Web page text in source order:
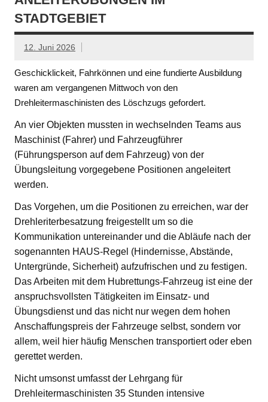
STADTGEBIET
12. Juni 2026
Geschicklickeit, Fahrkönnen und eine fundierte Ausbildung
waren am vergangenen Mittwoch von den
Drehleitermaschinisten des Löschzugs gefordert.
An vier Objekten mussten in wechselnden Teams aus
Maschinist (Fahrer) und Fahrzeugführer
(Führungsperson auf dem Fahrzeug) von der
Übungsleitung vorgegebene Positionen angeleitert
werden.
Das Vorgehen, um die Positionen zu erreichen, war der
Drehleriterbesatzung freigestellt um so die
Kommunikation untereinander und die Abläufe nach der
sogenannten HAUS-Regel (Hindernisse, Abstände,
Untergründe, Sicherheit) aufzufrischen und zu festigen.
Das Arbeiten mit dem Hubrettungs-Fahrzeug ist eine der
anspruchsvollsten Tätigkeiten im Einsatz- und
Übungsdienst und das nicht nur wegen dem hohen
Anschaffungspreis der Fahrzeuge selbst, sondern vor
allem, weil hier häufig Menschen transportiert oder eben
gerettet werden.
Nicht umsonst umfasst der Lehrgang für
Drehleitermaschinisten 35 Stunden intensive